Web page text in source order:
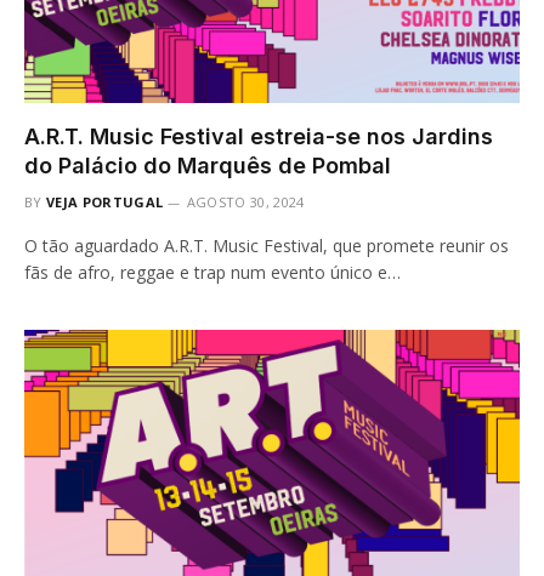
A.R.T. Music Festival estreia-se nos Jardins
do Palácio do Marquês de Pombal
BY VEJA PORTUGAL AGOSTO 30, 2024
O tão aguardado A.R.T. Music Festival, que promete reunir os
fãs de afro, reggae e trap num evento único e…